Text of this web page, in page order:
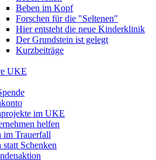
Beben im Kopf
Forschen für die "Seltenen"
Hier entsteht die neue Kinderklinik
Der Grundstein ist gelegt
Kurzbeiträge
UKE
im UKE
helfen
im Trauerfall
statt Schenken